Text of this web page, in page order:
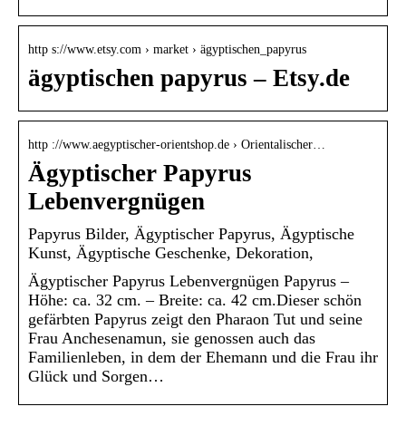
http s://www.etsy.com › market › ägyptischen_papyrus
ägyptischen papyrus – Etsy.de
http ://www.aegyptischer-orientshop.de › Orientalischer…
Ägyptischer Papyrus
Lebenvergnügen
Papyrus Bilder, Ägyptischer Papyrus, Ägyptische
Kunst, Ägyptische Geschenke, Dekoration,
Ägyptischer Papyrus Lebenvergnügen Papyrus –
Höhe: ca. 32 cm. – Breite: ca. 42 cm.Dieser schön
gefärbten Papyrus zeigt den Pharaon Tut und seine
Frau Anchesenamun, sie genossen auch das
Familienleben, in dem der Ehemann und die Frau ihr
Glück und Sorgen…